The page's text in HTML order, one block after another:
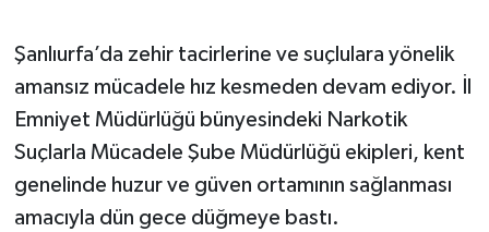
Şanlıurfa’da zehir tacirlerine ve suçlulara yönelik
amansız mücadele hız kesmeden devam ediyor. İl
Emniyet Müdürlüğü bünyesindeki Narkotik
Suçlarla Mücadele Şube Müdürlüğü ekipleri, kent
genelinde huzur ve güven ortamının sağlanması
amacıyla dün gece düğmeye bastı.